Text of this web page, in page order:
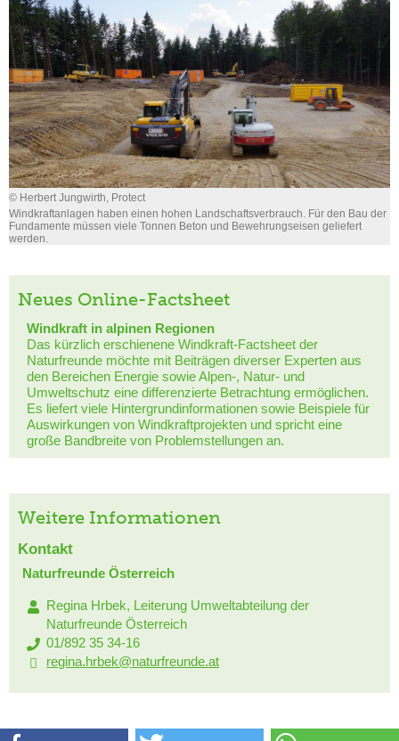
© Herbert Jungwirth, Protect
Windkraftanlagen haben einen hohen Landschaftsverbrauch. Für den Bau der
Fundamente müssen viele Tonnen Beton und Bewehrungseisen geliefert
werden.
Neues Online-Factsheet
Windkraft in alpinen Regionen
Das kürzlich erschienene Windkraft-Factsheet der
Naturfreunde möchte mit Beiträgen diverser Experten aus
den Bereichen Energie sowie Alpen-, Natur- und
Umweltschutz eine differenzierte Betrachtung ermöglichen.
Es liefert viele Hintergrundinformationen sowie Beispiele für
Auswirkungen von Windkraftprojekten und spricht eine
große Bandbreite von Problemstellungen an.
Weitere Informationen
Kontakt
Naturfreunde Österreich
Regina Hrbek, Leiterung Umweltabteilung der
Naturfreunde Österreich
01/892 35 34-16
regina.hrbek@naturfreunde.at